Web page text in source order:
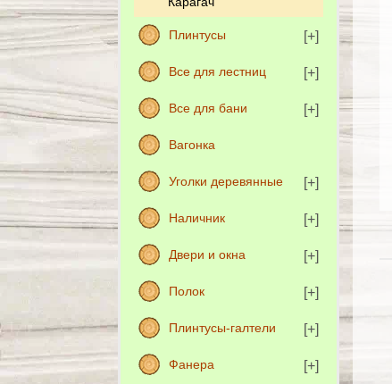
Плинтусы
Все для лестниц
Все для бани
Вагонка
Уголки деревянные
Наличник
Двери и окна
Полок
Плинтусы-галтели
Фанера